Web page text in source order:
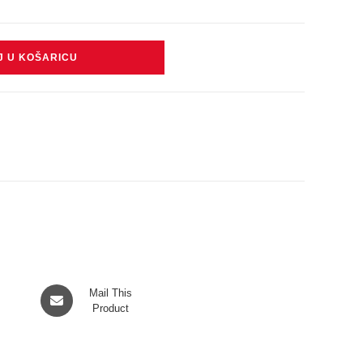
U KOŠARICU
Opens
in
Mail This
Product